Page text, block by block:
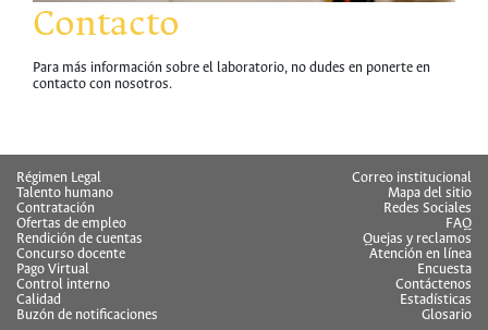
Contacto
Para más información sobre el laboratorio, no dudes en ponerte en
contacto con nosotros.
Régimen Legal
Talento humano
Contratación
Ofertas de empleo
Rendición de cuentas
Concurso docente
Pago Virtual
Control interno
Calidad
Buzón de notificaciones
Correo institucional
Mapa del sitio
Redes Sociales
FAQ
Quejas y reclamos
Atención en línea
Encuesta
Contáctenos
Estadísticas
Glosario